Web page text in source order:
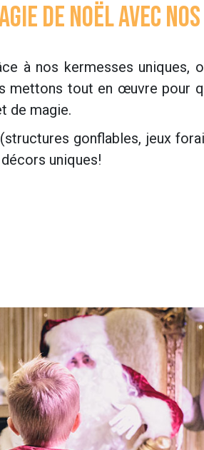
de Noël avec
à nos kermesses uniques,
mettons tout en œuvre pour
de magie.
gonflables, jeux
uniques!